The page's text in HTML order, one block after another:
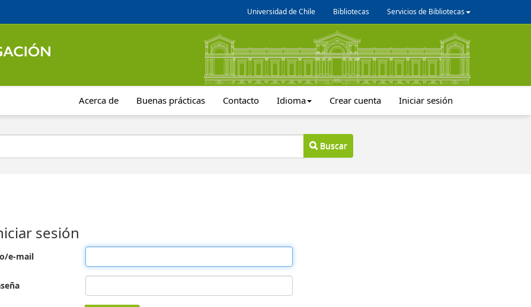
Universidad de Chile Bibliotecas Servicios de Bibliotecas
Acerca de Buenas prácticas Contacto Idioma Crear cuenta Iniciar sesión
Buscar
sesión
e-mail